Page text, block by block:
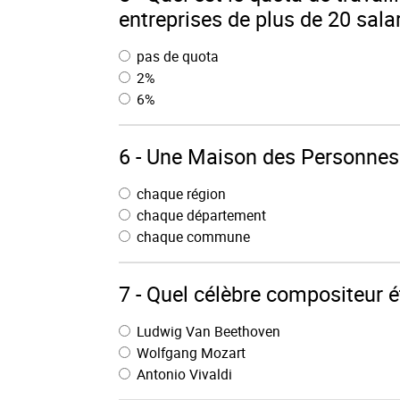
entreprises de plus de 20
pas de quota
2%
6%
6 - Une Maison des
chaque région
chaque département
chaque commune
7 - Quel célèbre compositeur
Ludwig Van Beethoven
Wolfgang Mozart
Antonio Vivaldi